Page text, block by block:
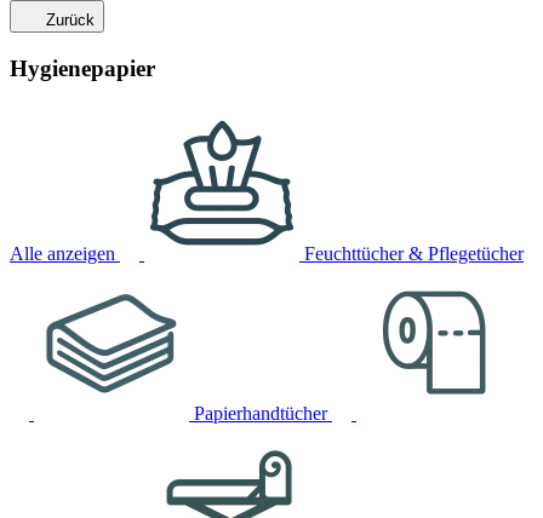
Zurück
Hygienepapier
Alle anzeigen Feuchttücher & Pflegetücher
Papierhandtücher